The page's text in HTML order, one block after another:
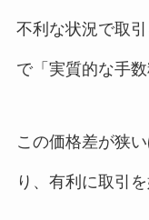
不利な状況で取
で「実質的な手
この価格差が狭
り、有利に取引を